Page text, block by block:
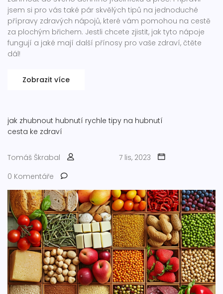
jsem si pro vás také pár skvělých tipů na jednoduché
přípravy zdravých nápojů, které vám pomohou na cestě
za plochým břichem. Jestli chcete zjistit, jak tyto nápoje
fungují a jaké mají další přínosy pro vaše zdraví, čtěte
dál!
Zobrazit více
jak zhubnout hubnutí rychle tipy na hubnutí
cesta ke zdraví
Tomáš Škrabal
7 lis, 2023
0 Komentáře